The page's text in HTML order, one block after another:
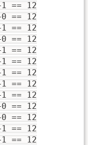
== 12
== 12
== 12
== 12
== 12
== 12
== 12
== 12
== 12
== 12
== 12
== 12
== 12